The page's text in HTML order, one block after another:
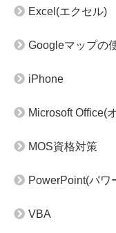
Excel(エクセル)
Googleマップの
iPhone
Microsoft Office(
MOS資格対策
PowerPoint(パワ
VBA